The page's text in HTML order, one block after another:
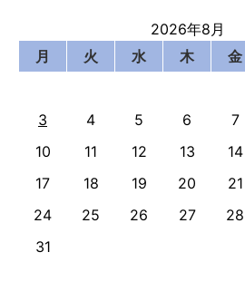
2026年8月
月
火 水 木 金
3
4 5 6 7
10
11 12 13 14
17
18 19 20 21
24
25 26 27 28
31